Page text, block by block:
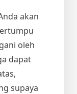
akan
oleh
dapat
supaya